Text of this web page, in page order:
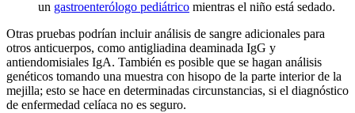
un gastroenterólogo pediátrico mientras el niño está sedado.
Otras pruebas podrían incluir análisis de sangre adicionales para
otros anticuerpos, como antigliadina deaminada IgG y
antiendomisiales IgA. También es posible que se hagan análisis
genéticos tomando una muestra con hisopo de la parte interior de la
mejilla; esto se hace en determinadas circunstancias, si el diagnóstico
de enfermedad celíaca no es seguro.